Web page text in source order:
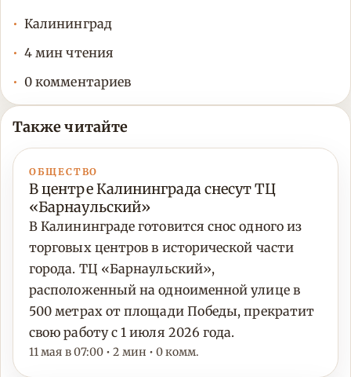
Калининград
4 мин чтения
0 комментариев
Также читайте
ОБЩЕСТВО
В центре Калининграда снесут ТЦ
«Барнаульский»
В Калининграде готовится снос одного из
торговых центров в исторической части
города. ТЦ «Барнаульский»,
расположенный на одноименной улице в
500 метрах от площади Победы, прекратит
свою работу с 1 июля 2026 года.
11 мая в 07:00 • 2 мин • 0 комм.